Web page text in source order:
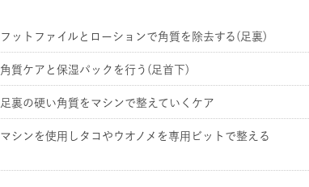
フットファイルとローションで角質を除去する(足裏)
角質ケアと保湿パックを行う(足首下)
足裏の硬い角質をマシンで整えていくケア
マシンを使用しタコやウオノメを専用ビットで整える